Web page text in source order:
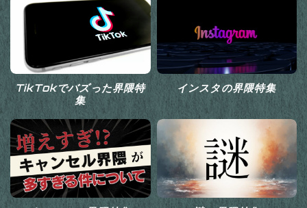
TikTokでバズった界隈特
集
インスタの界隈特集